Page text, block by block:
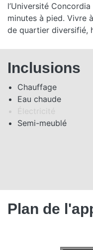
l’Université
minutes à pied. Vivre
de quartier diversifié,
Inclusions
Chauffage
Eau chaude
Électricité
Semi-meublé
Plan de